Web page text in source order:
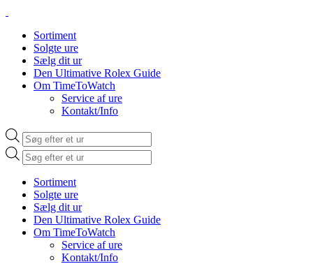
Sortiment
Solgte ure
Sælg dit ur
Den Ultimative Rolex Guide
Om TimeToWatch
Service af ure
Kontakt/Info
Products
search
Products
search
Sortiment
Solgte ure
Sælg dit ur
Den Ultimative Rolex Guide
Om TimeToWatch
Service af ure
Kontakt/Info